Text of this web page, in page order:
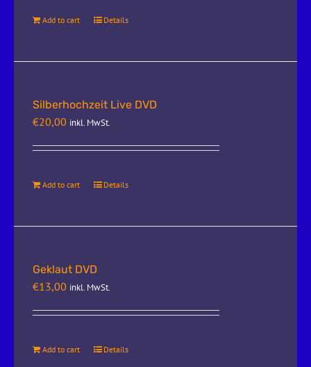
Add to cart Details
Silberhochzeit Live DVD
€20,00 inkl. MwSt.
Add to cart Details
Geklaut DVD
€13,00 inkl. MwSt.
Add to cart Details